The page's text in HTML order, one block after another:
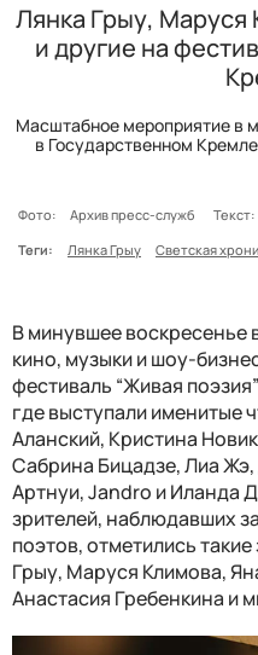
Лянка Грыу, Маруся
и другие на
Масштабное мероприятие в
в Государственном
Фото: Архив пресс-служб Текст:
Теги:
Лянка Грыу Светская
В минувшее воскресенье
кино, музыки и шоу-
фестиваль “Живая
где выступали именитые
Аланский, Кристина
Сабрина Бицадзе, Лиа
Артнуи, Jandro и Иланда
зрителей, наблюдавших
поэтов, отметились
Грыу, Маруся Климова,
Анастасия Гребенкина и